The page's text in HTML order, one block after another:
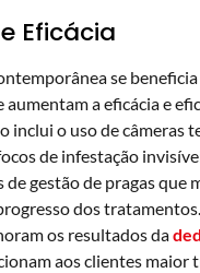
Eficácia
se
aumentam a eficácia e
inclui o uso de câmeras
de infestação
gestão de pragas que
dos
os resultados da
aos clientes maior